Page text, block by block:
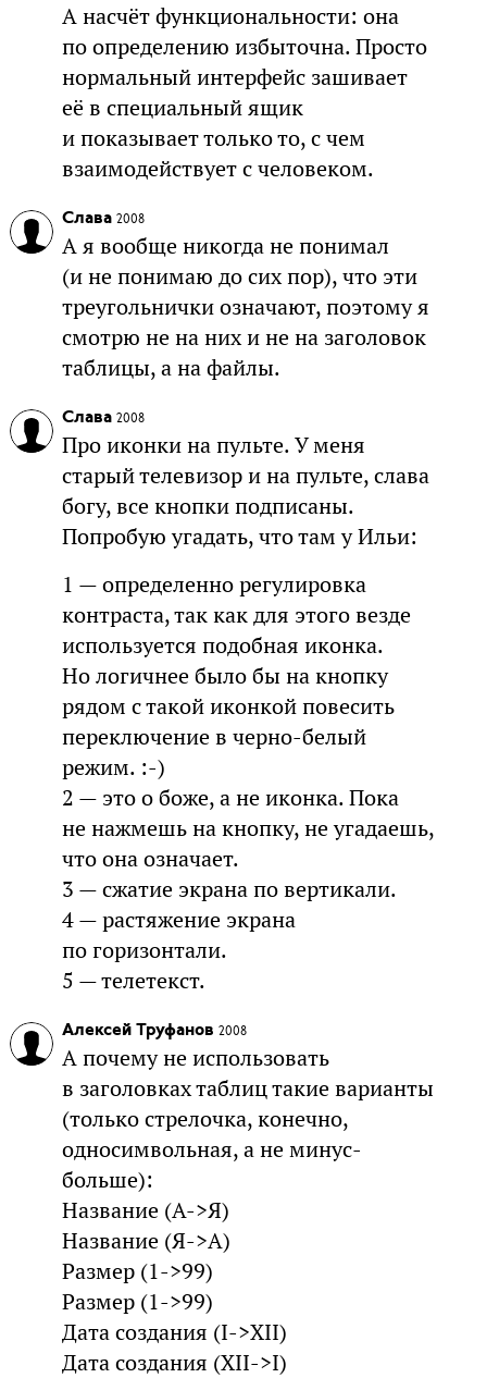
А насчёт функциональности: она
по определению избыточна. Просто
нормальный интерфейс зашивает
её в специальный ящик
и показывает только то, с чем
взаимодействует с человеком.
Слава 2008
А я вообще никогда не понимал
(и не понимаю до сих пор), что эти
треугольнички означают, поэтому я
смотрю не на них и не на заголовок
таблицы, а на файлы.
Слава 2008
Про иконки на пульте. У меня
старый телевизор и на пульте, слава
богу, все кнопки подписаны.
Попробую угадать, что там у Ильи:
1 — определенно регулировка
контраста, так как для этого везде
используется подобная иконка.
Но логичнее было бы на кнопку
рядом с такой иконкой повесить
переключение в черно-белый
режим. :-)
2 — это о боже, а не иконка. Пока
не нажмешь на кнопку, не угадаешь,
что она означает.
3 — сжатие экрана по вертикали.
4 — растяжение экрана
по горизонтали.
5 — телетекст.
Алексей Труфанов 2008
А почему не использовать
в заголовках таблиц такие варианты
(только стрелочка, конечно,
односимвольная, а не минус-
больше):
Название (А->Я)
Название (Я->A)
Размер (1->99)
Размер (1->99)
Дата создания (I->XII)
Дата создания (XII->I)